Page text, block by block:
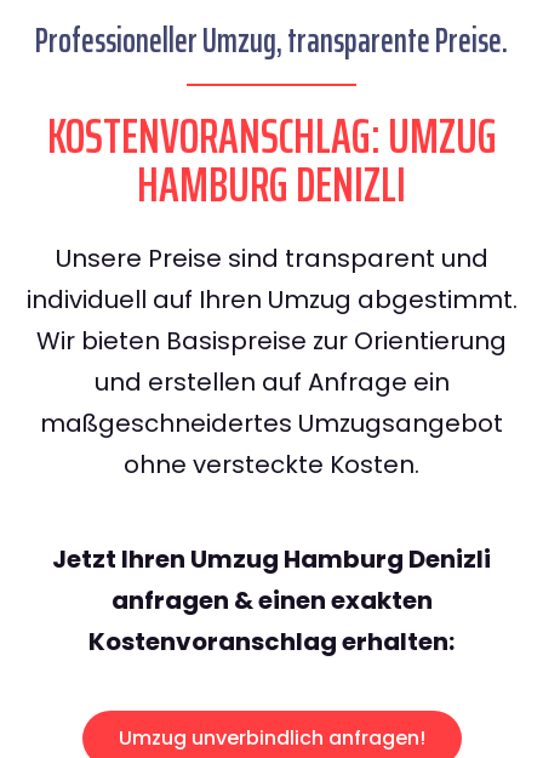
Professioneller Umzug, transparente Preise.
KOSTENVORANSCHLAG: UMZUG
HAMBURG DENIZLI
Unsere Preise sind transparent und
individuell auf Ihren Umzug abgestimmt.
Wir bieten Basispreise zur Orientierung
und erstellen auf Anfrage ein
maßgeschneidertes Umzugsangebot
ohne versteckte Kosten.
Jetzt Ihren Umzug Hamburg Denizli
anfragen & einen exakten
Kostenvoranschlag erhalten:
Umzug unverbindlich anfragen!